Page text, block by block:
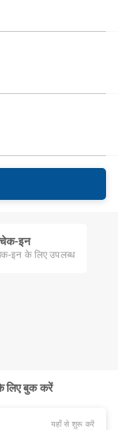
इन
इन के लिए उपलब्ध
लिए बुक करें
यहाँ से शुरू करें